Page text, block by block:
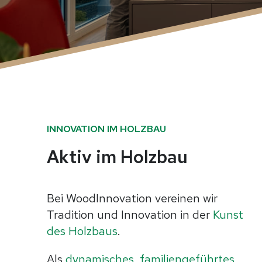
INNOVATION IM HOLZBAU
Aktiv im Holzbau
Bei WoodInnovation vereinen wir
Tradition und Innovation in der Kunst
des Holzbaus.